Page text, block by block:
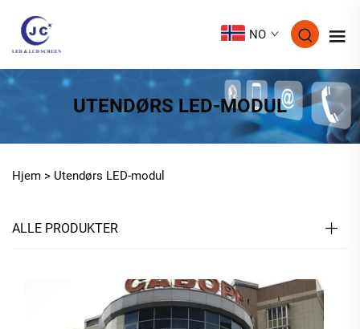
NO
UTENDØRS LED-MODUL
Hjem > Utendørs LED-modul
ALLE PRODUKTER